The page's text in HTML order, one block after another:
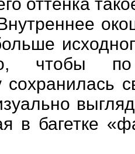
чтобы по
сохранилась
в багетке